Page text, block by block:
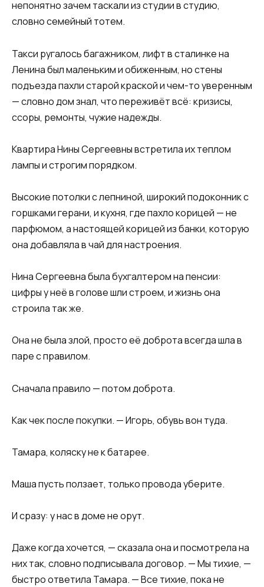
непонятно зачем таскали из студии в студию,
словно семейный тотем.
Такси ругалось багажником, лифт в сталинке на
Ленина был маленьким и обиженным, но стены
подъезда пахли старой краской и чем-то уверенным
— словно дом знал, что переживёт всё: кризисы,
ссоры, ремонты, чужие надежды.
Квартира Нины Сергеевны встретила их теплом
лампы и строгим порядком.
Высокие потолки с лепниной, широкий подоконник с
горшками герани, и кухня, где пахло корицей — не
парфюмом, а настоящей корицей из банки, которую
она добавляла в чай для настроения.
Нина Сергеевна была бухгалтером на пенсии:
цифры у неё в голове шли строем, и жизнь она
строила так же.
Она не была злой, просто её доброта всегда шла в
паре с правилом.
Сначала правило — потом доброта.
Как чек после покупки. — Игорь, обувь вон туда.
Тамара, коляску не к батарее.
Маша пусть ползает, только провода уберите.
И сразу: у нас в доме не орут.
Даже когда хочется, — сказала она и посмотрела на
них так, словно подписывала договор. — Мы тихие, —
быстро ответила Тамара. — Все тихие, пока не